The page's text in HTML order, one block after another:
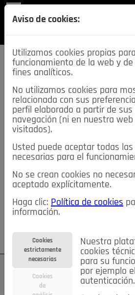
SECCIONES
≡NOTICIAS
NOTICIAS SERVICIOS DE
TABLÓN DE ANUNCIOS MIS ANUNCIOS
NOSOTROS
Su cuenta Regístrese
Aviso de cookies:
Utilizamos cookies propias
funcionamiento de la web y
fines analíticos.
No utilizamos cookies para
relacionada con sus
perfil elaborado a partir de
navegación (ni en nuestra
visitados).
Usted puede aceptar todas
necesarias para el
No se crean cookies no
aceptado explícitamente.
Haga clic: Política de cookies
información.
Cookies
estrictamente
necesarias
Cookies
de
Nuestra
cookies
para su
por ejemplo
autenticación.